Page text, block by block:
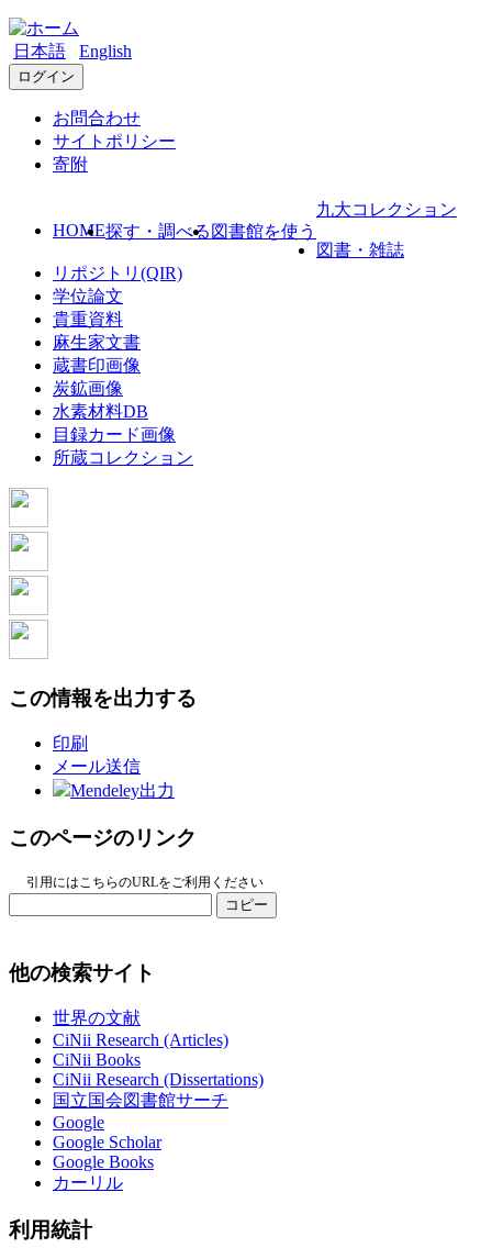
日本語 English
ログイン
お問合わせ
サイトポリシー
寄附
HOME探す・調べる 図書館を使う
九大コレクション
図書・雑誌
リポジトリ(QIR)
学位論文
貴重資料
麻生家文書
蔵書印画像
炭鉱画像
水素材料DB
目録カード画像
所蔵コレクション
この情報を出力する
印刷
メール送信
Mendeley出力
このページのリンク
引用にはこちらのURLをご利用ください
コピー
他の検索サイト
世界の文献
CiNii Research (Articles)
CiNii Books
CiNii Research (Dissertations)
国立国会図書館サーチ
Google
Google Scholar
Google Books
カーリル
利用統計